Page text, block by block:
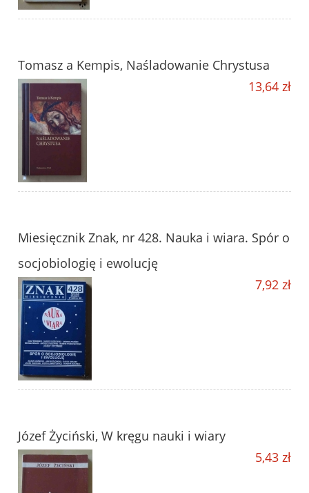
Tomasz a Kempis, Naśladowanie Chrystusa
13,64 zł
Miesięcznik Znak, nr 428. Nauka i wiara. Spór o
socjobiologię i ewolucję
7,92 zł
Józef Życiński, W kręgu nauki i wiary
5,43 zł